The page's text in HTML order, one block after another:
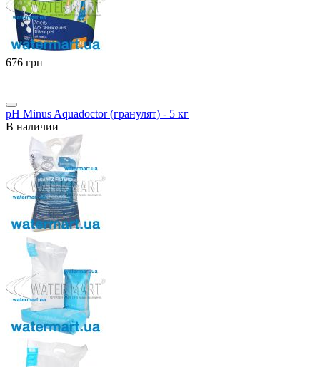
‍676‍ грн
pH Minus Aquadoctor (гранулят) - 5 кг
В наличии